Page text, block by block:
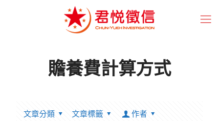
贍養費計算方式
文章分類 文章標籤
作者